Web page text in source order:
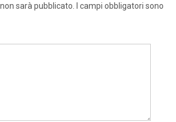
sarà pubblicato.
I campi obbligatori sono